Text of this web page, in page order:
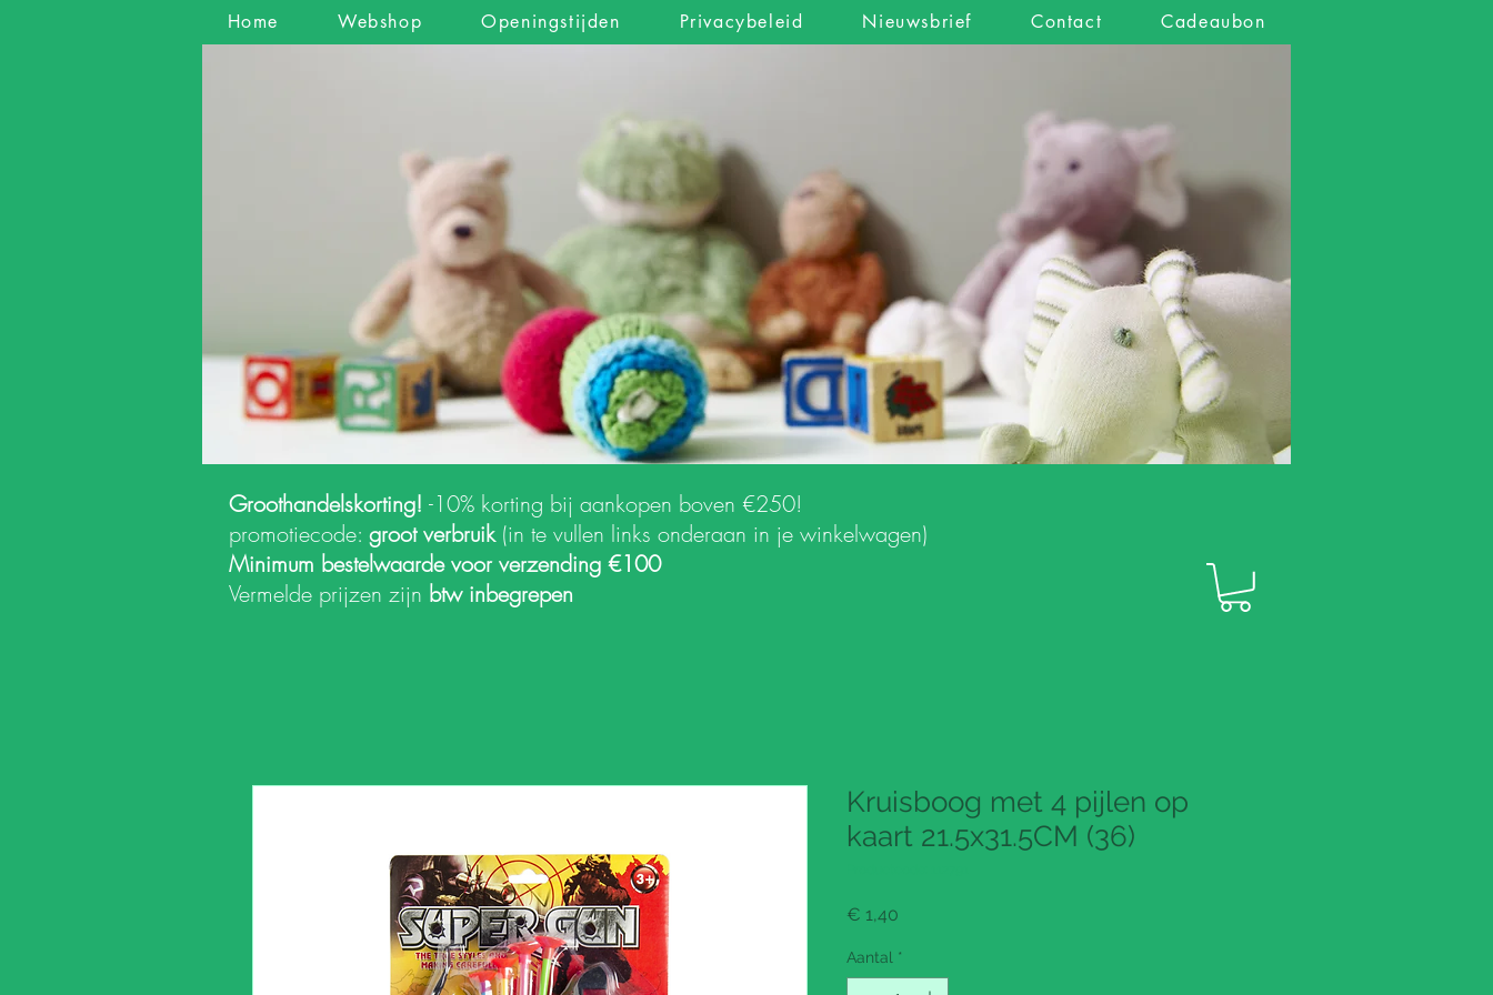
Home Webshop Openingstijden Privacybeleid Nieuwsbrief Contact Cadeaubon
Groothandelskorting! -10% korting bij aankopen boven €250!
promotiecode: groot verbruik (in te vullen links onderaan in je winkelwagen)
Minimum bestelwaarde voor verzending €100
Vermelde prijzen zijn btw inbegrepen
Kruisboog met 4 pijlen op
kaart 21.5x31.5CM (36)
€ 1,40
Aantal *